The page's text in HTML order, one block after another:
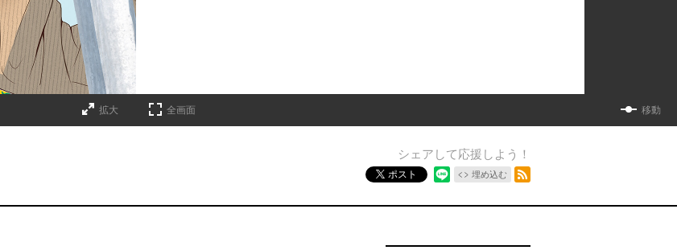
拡大 全画面 移動
シェアして応援しよう！
ポスト 埋め込む